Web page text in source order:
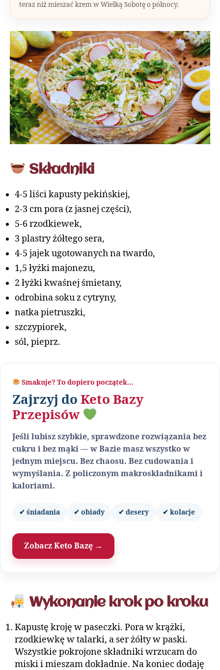
teraz niż mieszać krem w Wielką Sobotę o północy.
Składniki
4-5 liści kapusty pekińskiej,
2-3 cm pora (z jasnej części),
5-6 rzodkiewek,
3 plastry żółtego sera,
4-5 jajek ugotowanych na twardo,
1,5 łyżki majonezu,
2 łyżki kwaśnej śmietany,
odrobina soku z cytryny,
natka pietruszki,
szczypiorek,
sól, pieprz.
Smakuje? To dopiero początek…
Zajrzyj do Keto Bazy
Przepisów
Jeśli lubisz szybkie, sprawdzone rozwiązania bez
cukru i bez mąki — w Bazie masz wszystko w
jednym miejscu. Bez chaosu. Bez cudowania i
wymyślania. Z policzonym makroskładnikami i
kaloriami.
✔ śniadania ✔ obiady ✔ desery ✔ kolacje
Zobacz Keto Bazę →
Wykonanie krok po kroku
Kapustę kroję w paseczki. Pora w krążki,
rzodkiewkę w talarki, a ser żółty w paski.
Wszystkie pokrojone składniki wrzucam do
miski i mieszam dokładnie. Na koniec dodaję